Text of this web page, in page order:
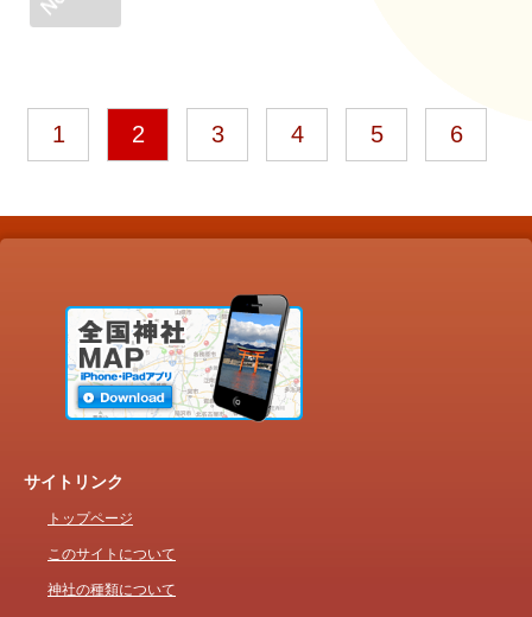
1 2 3 4 5 6
サイトリンク
トップページ
このサイトについて
神社の種類について